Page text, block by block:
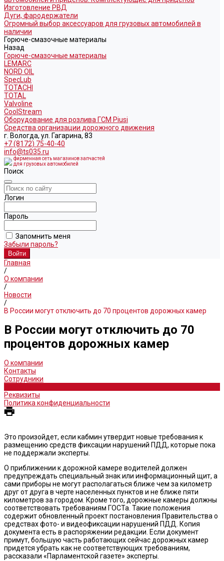
Изготовление РВД
Дуги, фародержатели
Огромный выбор аксессуаров для грузовых автомобилей в
наличии
Горюче-смазочные материалы
Назад
Горюче-смазочные материалы
LEMARC
NORD OIL
SpecLub
TOTACHI
TOTAL
Valvoline
CoolStream
Оборудование для розлива ГСМ Piusi
Средства организации дорожного движения
г. Вологда, ул. Гагарина, 83
+7 (8172) 75-40-40
info@ts035.ru
фирменная сеть магазинов запчастей
для грузовых автомобилей
Поиск
Логин
Пароль
Запомнить меня
Забыли пароль?
Главная
/
О компании
/
Новости
/
В России могут отключить до 70 процентов дорожных камер
В России могут отключить до 70
процентов дорожных камер
О компании
Контакты
Сотрудники
Реквизиты
Политика конфиденциальности
Это произойдет, если кабмин утвердит новые требования к
размещению средств фиксации нарушений ПДД, которые пока
не поддержали эксперты.
О приближении к дорожной камере водителей должен
предупреждать специальный знак или информационный щит, а
сами приборы не могут располагаться ближе чем за километр
друг от друга в черте населенных пунктов и не ближе пяти
километров за городом. Кроме того, дорожные камеры должны
соответствовать требованиям ГОСТа. Такие положения
содержит обновленный проект постановления Правительства о
средствах фото- и видеофиксации нарушений ПДД. Копия
документа есть в распоряжении редакции. Если документ
примут, большую часть работающих сейчас дорожных камер
придется убрать как не соответствующих требованиям,
рассказали «Парламентской газете» эксперты.